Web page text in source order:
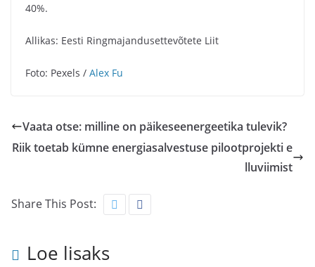
40%.
Allikas: Eesti Ringmajandusettevõtete Liit
Foto: Pexels / Alex Fu
Vaata otse: milline on päikeseenergeetika tulevik?
Riik toetab kümne energiasalvestuse pilootprojekti e
lluviimist
Share This Post:
Loe lisaks